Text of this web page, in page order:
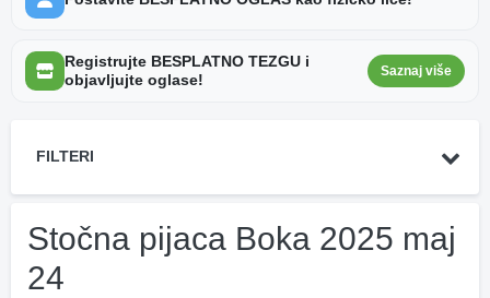
Registrujte BESPLATNO TEZGU i
objavljujte oglase!
Saznaj više
FILTERI
Stočna pijaca Boka 2025 maj
24